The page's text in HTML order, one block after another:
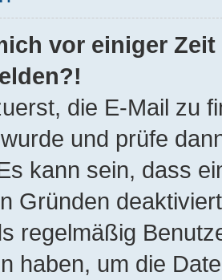
vor einiger
die E-Mail zu
und prüfe
kann sein, dass
Gründen
regelmäßig
haben, um die